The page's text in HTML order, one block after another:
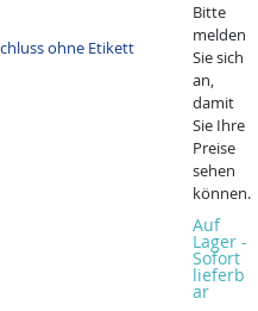
Bitte
melden
Sie sich
an,
damit
Sie Ihre
Preise
sehen
können.
Auf
Lager -
Sofort
lieferb
ar